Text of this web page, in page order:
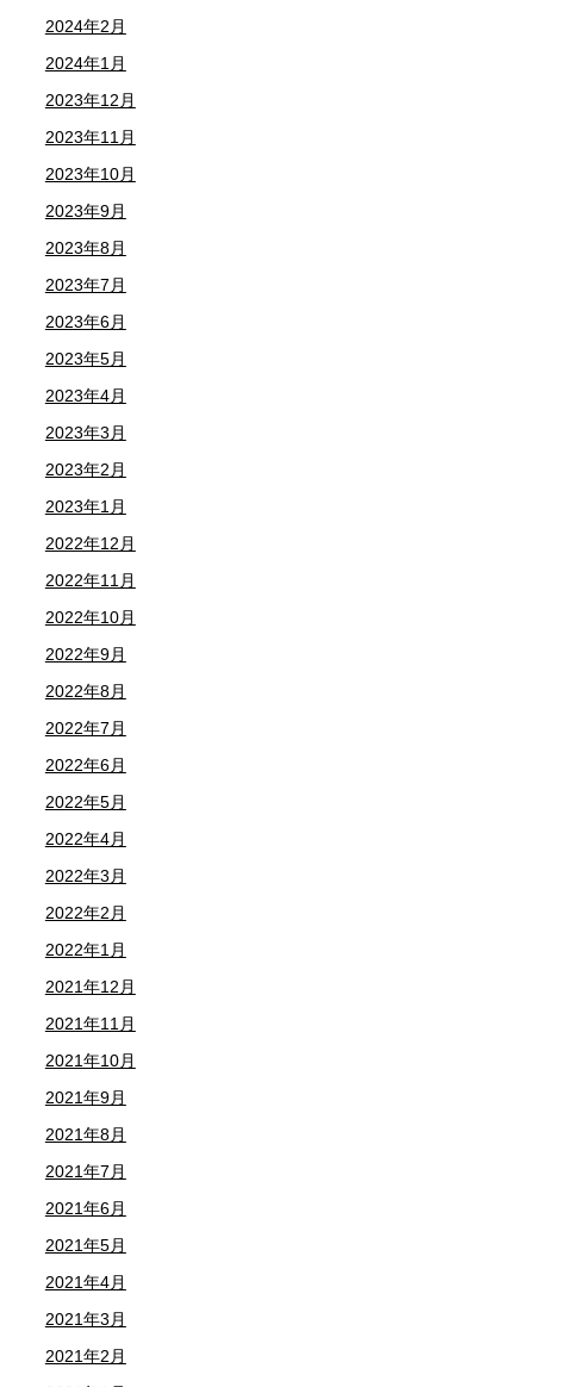
2024年2月
2024年1月
2023年12月
2023年11月
2023年10月
2023年9月
2023年8月
2023年7月
2023年6月
2023年5月
2023年4月
2023年3月
2023年2月
2023年1月
2022年12月
2022年11月
2022年10月
2022年9月
2022年8月
2022年7月
2022年6月
2022年5月
2022年4月
2022年3月
2022年2月
2022年1月
2021年12月
2021年11月
2021年10月
2021年9月
2021年8月
2021年7月
2021年6月
2021年5月
2021年4月
2021年3月
2021年2月